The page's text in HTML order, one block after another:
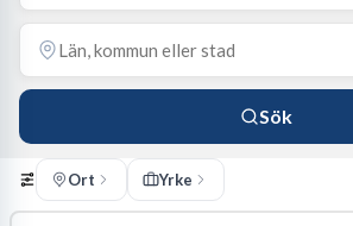
Sök
Ort Yrke